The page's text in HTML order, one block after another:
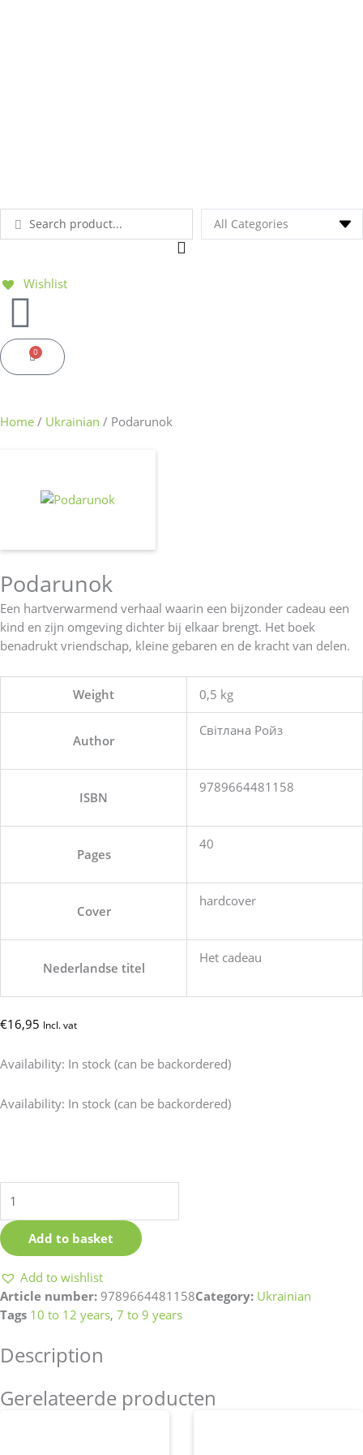
Search
...
Wishlist
0
Basket
Home / Ukrainian / Podarunok
Podarunok
Een hartverwarmend verhaal waarin een bijzonder cadeau een
kind en zijn omgeving dichter bij elkaar brengt. Het boek
benadrukt vriendschap, kleine gebaren en de kracht van delen.
Weight 0,5 kg
Author
Світлана Ройз
ISBN
9789664481158
Pages
40
Cover
hardcover
Nederlandse titel
Het cadeau
€16,95 Incl. vat
Availability: In stock (can be backordered)
Availability: In stock (can be backordered)
Podarunok
Add to basket
Add to wishlist
Article number: 9789664481158Category: Ukrainian
Tags 10 to 12 years, 7 to 9 years
Description
Gerelateerde producten